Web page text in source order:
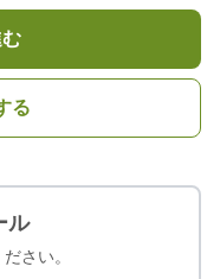
る
ル
さい。